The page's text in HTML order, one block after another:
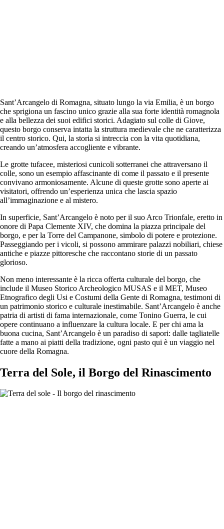
Sant’Arcangelo di Romagna, situato lungo la via Emilia, è un borgo
che sprigiona un fascino unico grazie alla sua forte identità romagnola
e alla bellezza dei suoi edifici storici. Adagiato sul colle di Giove,
questo borgo conserva intatta la struttura medievale che ne caratterizza
il centro storico. Qui, la storia si intreccia con la vita quotidiana,
creando un’atmosfera accogliente e vibrante.
Le grotte tufacee, misteriosi cunicoli sotterranei che attraversano il
colle, sono un esempio affascinante di come il passato e il presente
convivano armoniosamente. Alcune di queste grotte sono aperte ai
visitatori, offrendo un’esperienza unica che lascia spazio
all’immaginazione e al mistero.
In superficie, Sant’Arcangelo è noto per il suo Arco Trionfale, eretto in
onore di Papa Clemente XIV, che domina la piazza principale del
borgo, e per la Torre del Campanone, simbolo di potere e protezione.
Passeggiando per i vicoli, si possono ammirare palazzi nobiliari, chiese
antiche e piazze pittoresche che raccontano storie di un passato
glorioso.
Non meno interessante è la ricca offerta culturale del borgo, che
include il Museo Storico Archeologico MUSAS e il MET, Museo
Etnografico degli Usi e Costumi della Gente di Romagna, testimoni di
un patrimonio storico e culturale inestimabile. Sant’Arcangelo è anche
patria di artisti di fama internazionale, come Tonino Guerra, le cui
opere continuano a influenzare la cultura locale. E per chi ama la
buona cucina, Sant’Arcangelo è un paradiso di sapori: dalle tagliatelle
fatte a mano ai piatti della tradizione, ogni pasto qui è un viaggio nel
cuore della Romagna.
Terra del Sole, il Borgo del Rinascimento